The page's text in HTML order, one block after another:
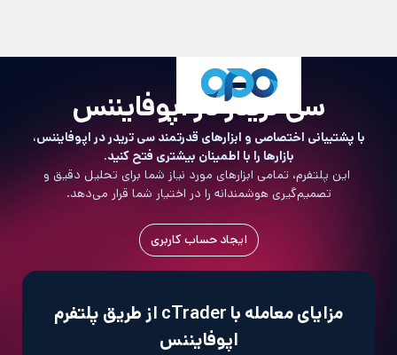
سی تریدر در اپوفایننس
اختصاصی و ابزارهای قدرتمند سی تریدر در اپوفایننس،
بازارها را با اطمینان بیشتری فتح کنید.
پلتفرم، تمامی ابزارهای مورد نیاز شما برای تحلیل دقیق و
تصمیم‌گیری هوشمندانه را در اختیار شما قرار می‌دهد.
ایجاد حساب کاربری
مزایای معامله با cTrader از طریق پلتفرم
اپوفایننس